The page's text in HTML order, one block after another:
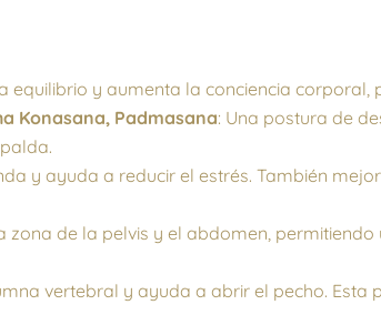
y aumenta la conciencia corporal,
Konasana, Padmasana: Una postura de
y ayuda a reducir el estrés. También
zona de la pelvis y el abdomen,
vertebral y ayuda a abrir el pecho.